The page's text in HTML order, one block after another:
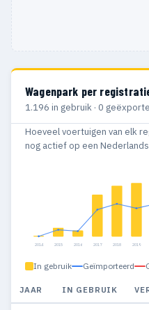
Wagenpark per
1.196 in gebruik · 0
Hoeveel voertuigen van elk
nog actief op een
2014 2015 2016 2017 2018 2019
In gebruik Geïmporteerd
JAAR IN GEBRUIK